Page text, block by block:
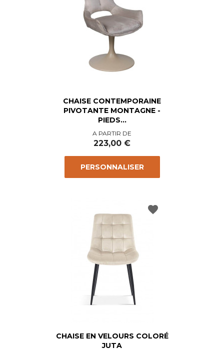
CHAISE CONTEMPORAINE
PIVOTANTE MONTAGNE -
PIEDS...
Prix
A PARTIR DE
223,00 €
PERSONNALISER
CHAISE EN VELOURS COLORÉ
JUTA
favorite